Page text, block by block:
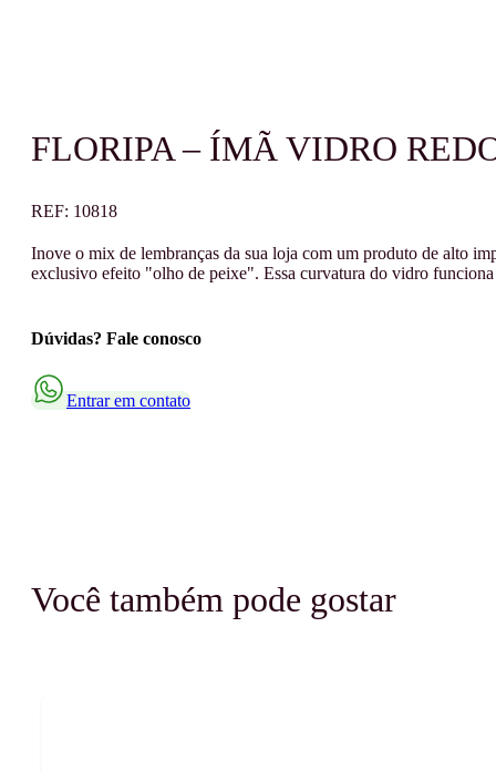
FLORIPA – ÍMÃ VIDRO
REF: 10818
Inove o mix de lembranças da sua loja com um produto de alto
exclusivo efeito "olho de peixe". Essa curvatura do vidro
Dúvidas? Fale conosco
Entrar em contato
Você também pode gostar